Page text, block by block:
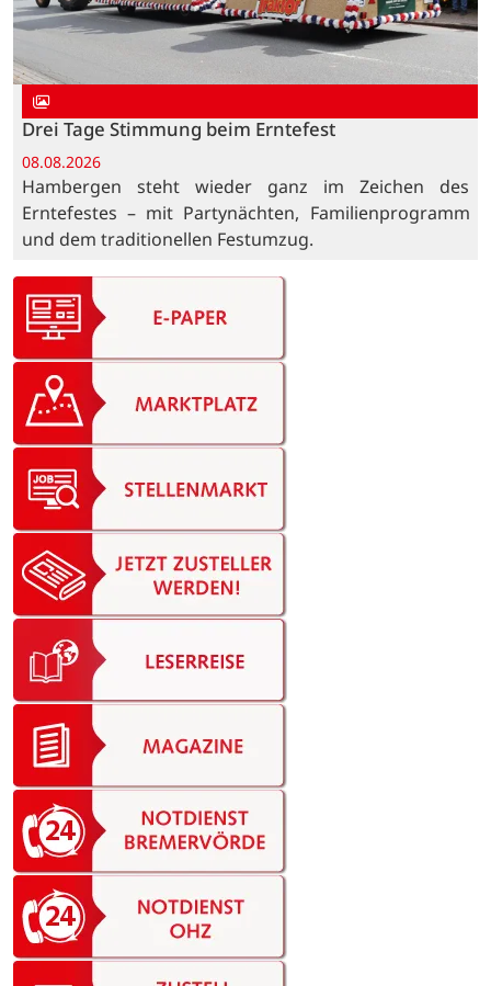
Drei Tage Stimmung beim Erntefest
08.08.2026
Hambergen steht wieder ganz im Zeichen des
Erntefestes – mit Partynächten, Familienprogramm
und dem traditionellen Festumzug.